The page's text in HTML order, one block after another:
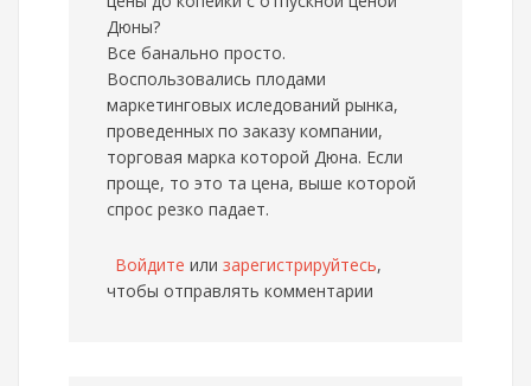
Дюны?
Все банально просто.
Воспользовались плодами
маркетинговых иследований рынка,
проведенных по заказу компании,
торговая марка которой Дюна. Если
проще, то это та цена, выше которой
спрос резко падает.
Войдите или зарегистрируйтесь,
чтобы отправлять комментарии